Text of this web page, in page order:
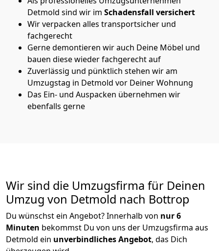
Detmold sind wir im Schadensfall versichert
Wir verpacken alles transportsicher und
fachgerecht
Gerne demontieren wir auch Deine Möbel und
bauen diese wieder fachgerecht auf
Zuverlässig und pünktlich stehen wir am
Umzugstag in Detmold vor Deiner Wohnung
Das Ein- und Auspacken übernehmen wir
ebenfalls gerne
Wir sind die Umzugsfirma für Deinen
Umzug von Detmold nach Bottrop
Du wünschst ein Angebot? Innerhalb von nur 6
Minuten bekommst Du von uns der Umzugsfirma aus
Detmold ein unverbindliches Angebot, das Dich